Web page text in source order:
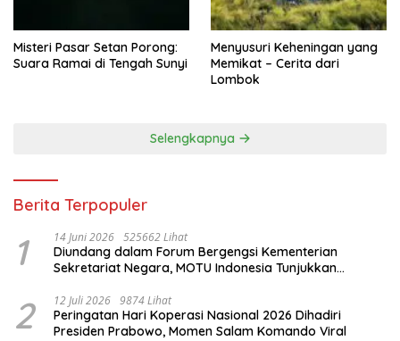
Misteri Pasar Setan Porong:
Suara Ramai di Tengah Sunyi
Menyusuri Keheningan yang
Memikat – Cerita dari
Lombok
Selengkapnya
Berita Terpopuler
1 14 Juni 2026 525662 Lihat
Diundang dalam Forum Bergengsi Kementerian
Sekretariat Negara, MOTU Indonesia Tunjukkan
2 12 Juli 2026 9874 Lihat
Peringatan Hari Koperasi Nasional 2026 Dihadiri
Presiden Prabowo, Momen Salam Komando Viral